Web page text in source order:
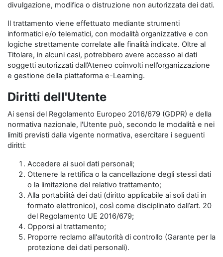
divulgazione, modifica o distruzione non autorizzata dei dati.
Il trattamento viene effettuato mediante strumenti
informatici e/o telematici, con modalità organizzative e con
logiche strettamente correlate alle finalità indicate. Oltre al
Titolare, in alcuni casi, potrebbero avere accesso ai dati
soggetti autorizzati dall’Ateneo coinvolti nell’organizzazione
e gestione della piattaforma e-Learning.
Diritti dell'Utente
Ai sensi del Regolamento Europeo 2016/679 (GDPR) e della
normativa nazionale, l'Utente può, secondo le modalità e nei
limiti previsti dalla vigente normativa, esercitare i seguenti
diritti:
Accedere ai suoi dati personali;
Ottenere la rettifica o la cancellazione degli stessi dati
o la limitazione del relativo trattamento;
Alla portabilità dei dati (diritto applicabile ai soli dati in
formato elettronico), così come disciplinato dall’art. 20
del Regolamento UE 2016/679;
Opporsi al trattamento;
Proporre reclamo all'autorità di controllo (Garante per la
protezione dei dati personali).